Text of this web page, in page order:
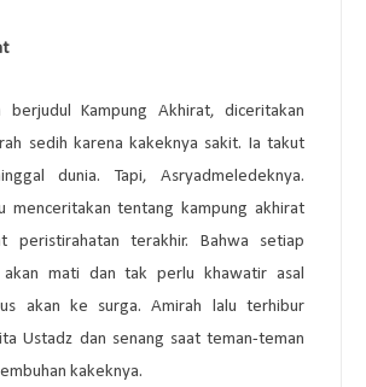
berjudul Kampung Akhirat, diceritakan
sedih karena kakeknya sakit. Ia takut
dunia. Tapi, Asryadmeledeknya.
menceritakan tentang kampung akhirat
peristirahatan terakhir. Bahwa setiap
akan mati dan tak perlu khawatir asal
akan ke surga. Amirah lalu terhibur
Ustadz dan senang saat teman-teman
kakeknya.